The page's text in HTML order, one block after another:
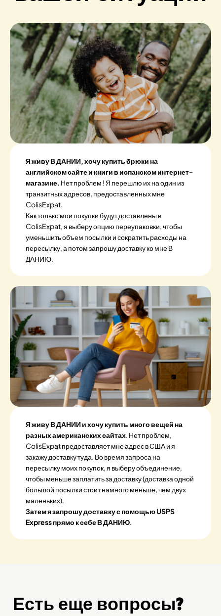
Я живу В ДАНИИ, хочу купить брюки на
английском сайте и книги в испанском интернет-
магазине. Нет проблем ! Я перешлю их на один из
транзитных адресов, предоставленных мне
ColisExpat.
Как только мои покупки будут доставлены в
ColisExpat, я выберу опцию переупаковки, чтобы
уменьшить объем посылки и сократить расходы на
пересылку, а потом запрошу доставку ко мне В
ДАНИЮ.
Я живу В ДАНИИ и хочу купить много вещей на
разных американских сайтах. Нет проблем,
ColisExpat предоставляет мне адрес в США и я
закажу доставку туда. Во время запроса на
пересылку моих покупок, я выберу объединение,
чтобы меньше заплатить за доставку (доставка одной
большой посылки стоит намного меньше, чем двух
маленьких).
Затем я запрошу доставку с помощью USPS
Express прямо к себе В ДАНИЮ.
Есть еще вопросы?